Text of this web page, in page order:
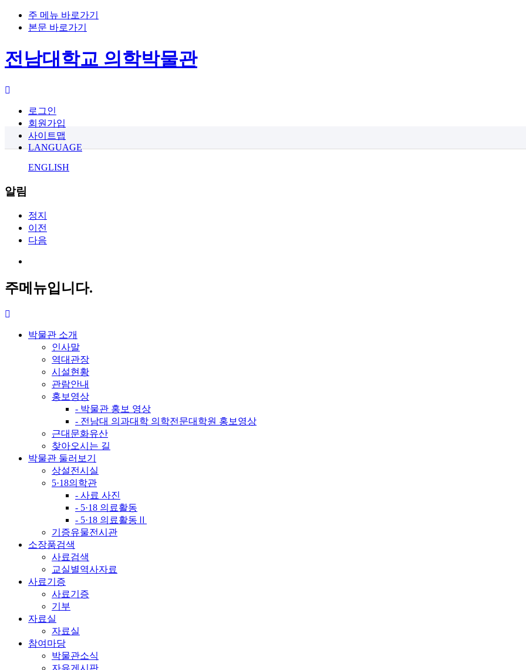
주 메뉴 바로가기
본문 바로가기
전남대학교 의학박물관
로그인
회원가입
사이트맵
LANGUAGE
ENGLISH
알림
정지
이전
다음
주메뉴입니다.
박물관 소개
인사말
역대관장
시설현황
관람안내
홍보영상
- 박물관 홍보 영상
- 전남대 의과대학 의학전문대학원 홍보영상
근대문화유산
찾아오시는 길
박물관 둘러보기
상설전시실
5·18의학관
- 사료 사진
- 5·18 의료활동
- 5·18 의료활동Ⅱ
기증유물전시관
소장품검색
사료검색
교실별역사자료
사료기증
사료기증
기부
자료실
자료실
참여마당
박물관소식